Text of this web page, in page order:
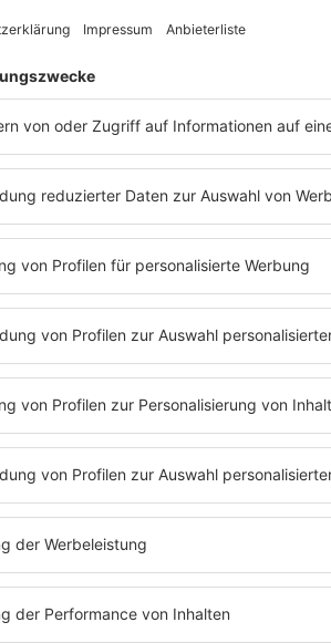
Reggae in den 90ern so
warumShaggy,Diana King,Inner
,Shabba RanksundUB40in
im Radio liefen, muss
Nicht erst bei bunten
und Soundtracks, sondern in